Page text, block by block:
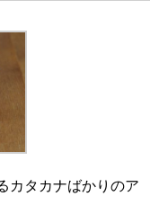
カタカナばかりのア